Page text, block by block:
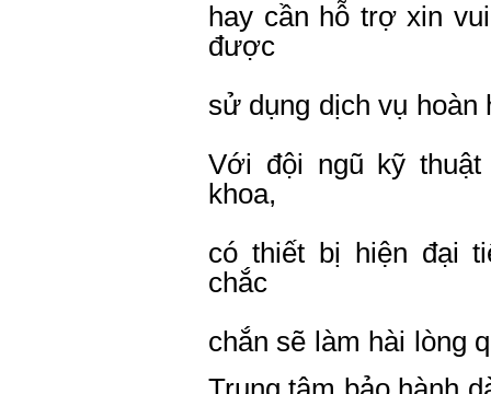
hay cần hỗ trợ xin
được
sử dụng dịch vụ hoàn
Với đội ngũ kỹ
khoa,
có thiết bị hiện đại
chắc
chắn sẽ làm hài lòng